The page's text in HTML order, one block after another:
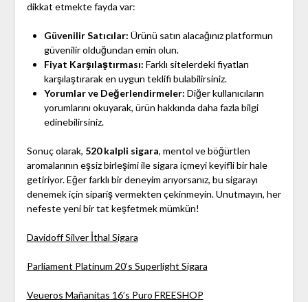
dikkat etmekte fayda var:
Güvenilir Satıcılar: Ürünü satın alacağınız platformun
güvenilir olduğundan emin olun.
Fiyat Karşılaştırması: Farklı sitelerdeki fiyatları
karşılaştırarak en uygun teklifi bulabilirsiniz.
Yorumlar ve Değerlendirmeler: Diğer kullanıcıların
yorumlarını okuyarak, ürün hakkında daha fazla bilgi
edinebilirsiniz.
Sonuç olarak, 520 kalpli sigara, mentol ve böğürtlen
aromalarının eşsiz birleşimi ile sigara içmeyi keyifli bir hale
getiriyor. Eğer farklı bir deneyim arıyorsanız, bu sigarayı
denemek için sipariş vermekten çekinmeyin. Unutmayın, her
nefeste yeni bir tat keşfetmek mümkün!
Davidoff Silver İthal Sigara
Parliament Platinum 20’s Superlight Sigara
Veueros Mañanitas 16’s Puro FREESHOP